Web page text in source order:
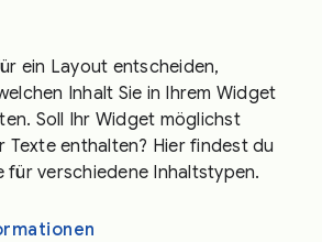
ein Layout entscheiden,
Inhalt Sie in Ihrem Widget
Soll Ihr Widget möglichst
Texte enthalten? Hier findest du
für verschiedene Inhaltstypen.